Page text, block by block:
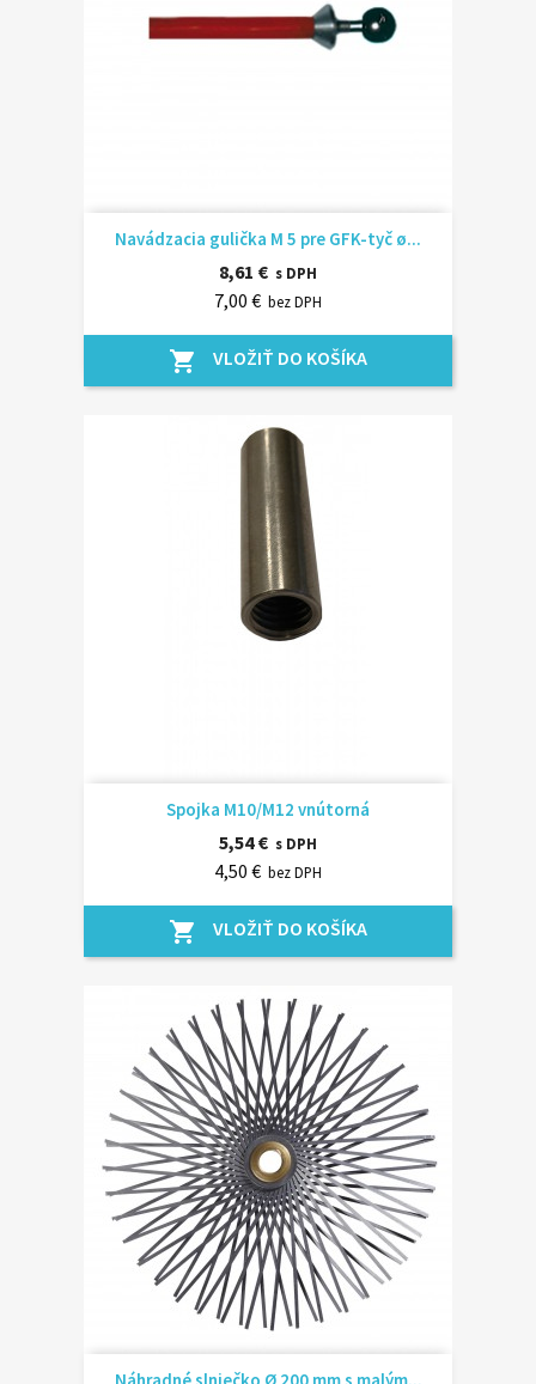
Navádzacia gulička M 5 pre GFK-tyč ø...
8,61 € s DPH
7,00 € bez DPH
shopping_cart VLOŽIŤ DO KOŠÍKA
Spojka M10/M12 vnútorná
5,54 € s DPH
4,50 € bez DPH
shopping_cart VLOŽIŤ DO KOŠÍKA